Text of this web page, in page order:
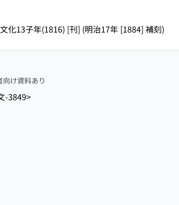
文化13子年(1816) [刊] (明治17年 [1884] 補刻)
向け資料あり
-3849>